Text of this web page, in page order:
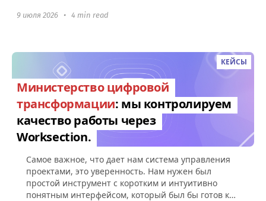
9 июля 2026 • 4 min read
КЕЙСЫ
Министерство цифровой
трансформации: мы контролируем
качество работы через
Worksection.
Самое важное, что дает нам система управления
проектами, это уверенность. Нам нужен был
простой инструмент с коротким и интуитивно
понятным интерфейсом, который был бы готов к